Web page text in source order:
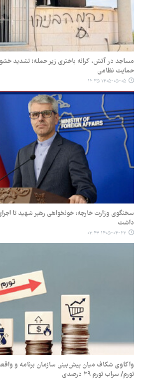
مساجد در آتش، کرانه باختری زیر حمله؛ تشدید
حمایت نظامی
۱۴۰۵-۰۵-۰۵ ۱۲:۳۵
سخنگوی وزارت خارجه: خونخواهی رهبر شهید تا
داشت
۱۴۰۵-۰۴-۲۳ ۰۳:۴۷
واکاوی شکاف میان پیش‌بینی‌ سازمان برنامه و
تورم/ سراب تورم ۲۹ درصدی